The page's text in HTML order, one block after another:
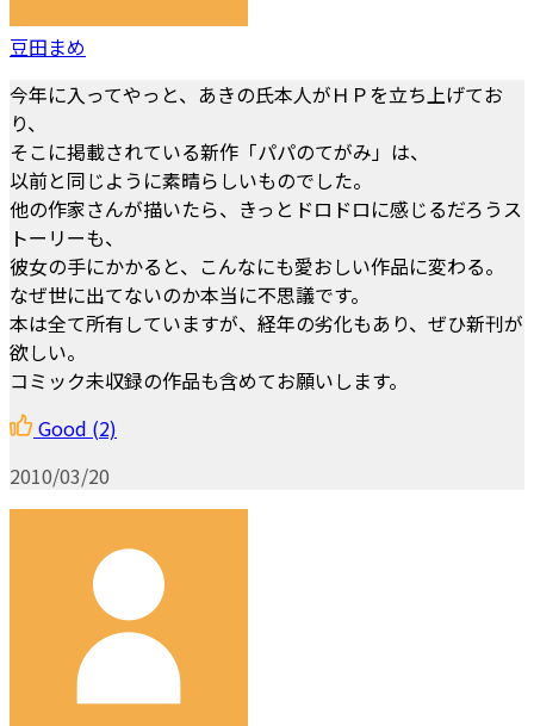
豆田まめ
今年に入ってやっと、あきの氏本人がＨＰを立ち上げてお
り、
そこに掲載されている新作「パパのてがみ」は、
以前と同じように素晴らしいものでした。
他の作家さんが描いたら、きっとドロドロに感じるだろうス
トーリーも、
彼女の手にかかると、こんなにも愛おしい作品に変わる。
なぜ世に出てないのか本当に不思議です。
本は全て所有していますが、経年の劣化もあり、ぜひ新刊が
欲しい。
コミック未収録の作品も含めてお願いします。
Good (2)
2010/03/20